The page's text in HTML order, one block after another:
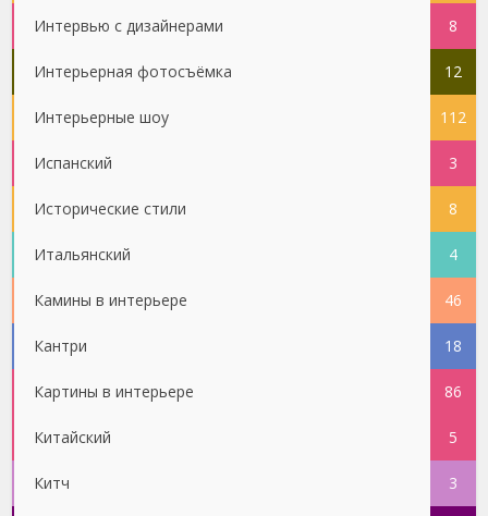
Интервью с дизайнерами 8
Интерьерная фотосъёмка 12
Интерьерные шоу 112
Испанский 3
Исторические стили 8
Итальянский 4
Камины в интерьере 46
Кантри 18
Картины в интерьере 86
Китайский 5
Китч 3